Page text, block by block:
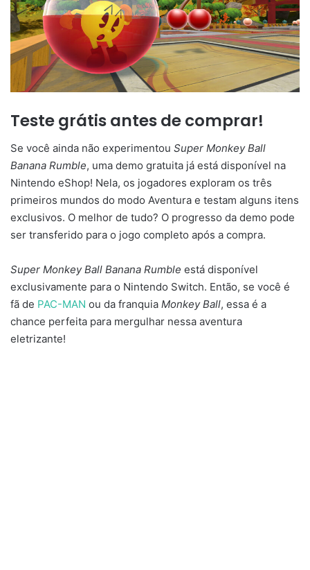
Teste grátis antes de comprar!
Se você ainda não experimentou Super Monkey Ball
Banana Rumble, uma demo gratuita já está disponível na
Nintendo eShop! Nela, os jogadores exploram os três
primeiros mundos do modo Aventura e testam alguns itens
exclusivos. O melhor de tudo? O progresso da demo pode
ser transferido para o jogo completo após a compra.
Super Monkey Ball Banana Rumble está disponível
exclusivamente para o Nintendo Switch. Então, se você é
fã de PAC-MAN ou da franquia Monkey Ball, essa é a
chance perfeita para mergulhar nessa aventura
eletrizante!